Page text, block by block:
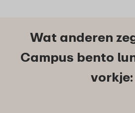
Wat anderen
Campus bento
vorkje: